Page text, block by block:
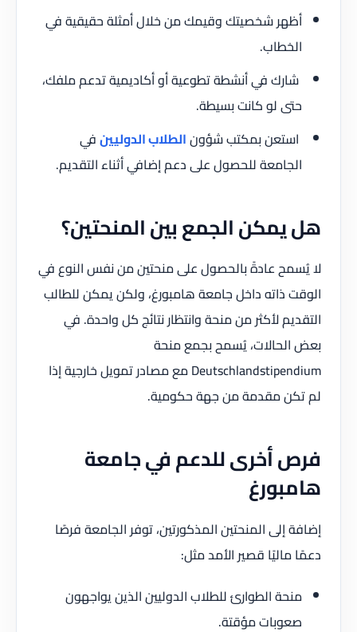
أظهر شخصيتك وقيمك من خلال أمثلة حقيقية في
الخطاب.
شارك في أنشطة تطوعية أو أكاديمية تدعم ملفك،
حتى لو كانت بسيطة.
استعن بمكتب شؤونالطلاب الدوليينفي
الجامعة للحصول على دعم إضافي أثناء التقديم.
هل يمكن الجمع بين المنحتين؟
لا يُسمح عادةً بالحصول على منحتين من نفس النوع في
الوقت ذاته داخل جامعة هامبورغ، ولكن يمكن للطالب
التقديم لأكثر من منحة وانتظار نتائج كل واحدة. في
بعض الحالات، يُسمح بجمع منحة
Deutschlandstipendium مع مصادر تمويل خارجية إذا
لم تكن مقدمة من جهة حكومية.
فرص أخرى للدعم في جامعة
هامبورغ
إضافة إلى المنحتين المذكورتين، توفر الجامعة فرصًا
دعمًا ماليًا قصير الأمد مثل:
منحة الطوارئ للطلاب الدوليين الذين يواجهون
صعوبات مؤقتة.